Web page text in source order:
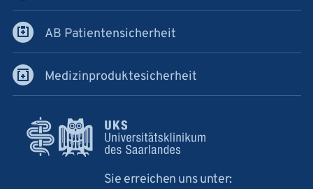
AB Patientensicherheit
Medizinproduktesicherheit
Sie erreichen uns unter: